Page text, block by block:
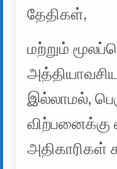
தேதிகள்,
மற்றும்
இல்லாமல்,
விற்பனைக்கு
அதிகாரிகள்